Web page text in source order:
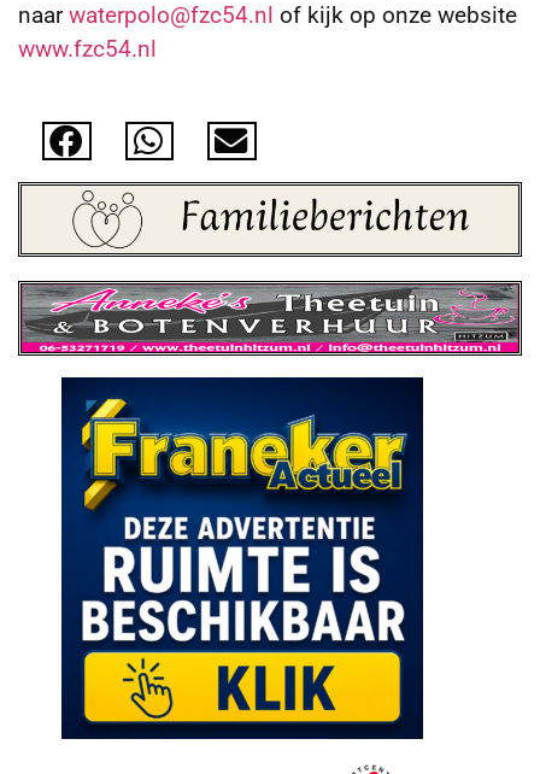
naarwaterpolo@fzc54.nl of kijk op onze website
www.fzc54.nl